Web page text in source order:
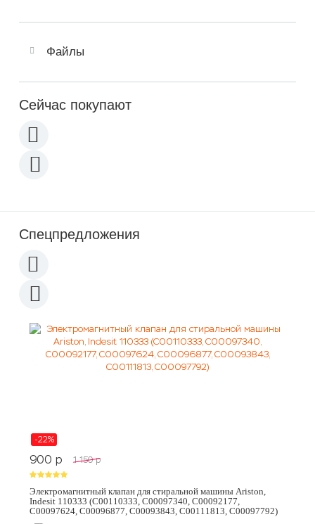
Файлы
Сейчас покупают
Спецпредложения
-22%
900 p 1 150 p
Электромагнитный клапан для стиральной машины Ariston,
Indesit 110333 (C00110333, C00097340, C00092177,
C00097624, C00096877, C00093843, C00111813, C00097792)